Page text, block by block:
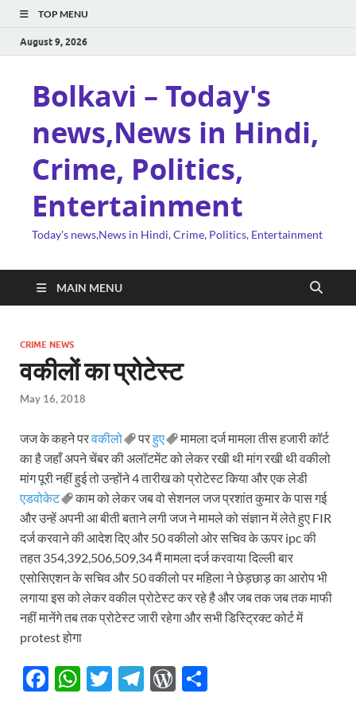
TOP MENU
August 9, 2026
Bolkavi – Today's
news,News in Hindi,
Crime, Politics,
Entertainment
Today's news,News in Hindi, Crime, Politics, Entertainment
MAIN MENU
CRIME NEWS
वकीलों का प्रोटेस्ट
May 16, 2018
जज के कहने परवकीलो परहुए
मामला दर्ज मामला तीस हजारी कॉर्ट
का है जहाँ अपने चेंबर की अलॉटमेंट को लेकर रखी थी मांग रखी थी वकीलो
मांग पूरी नहीं हुई तो उन्होंने 4 तारीख को प्रोटेस्ट किया और एक लेडी
एडवोकेट
काम को लेकर जब वो सेशनल जज प्रशांत कुमार के पास गई
और उन्हें अपनी आ बीती बताने लगी जज ने मामले को संज्ञान में लेते हुए FIR
दर्ज करवाने की आदेश दिए और 50 वकीलो ओर सचिव के ऊपर ipc की
तहत 354,392,506,509,34 मैं मामला दर्ज करवाया दिल्ली बार
एसोसिएशन के सचिव और 50 वकीलो पर महिला ने छेड़छाड़ का आरोप भी
लगाया इस को लेकर वकील प्रोटेस्ट कर रहे है और जब तक जब तक माफी
नहीं मानेंगे तब तक प्रोटेस्ट जारी रहेगा और सभी डिस्ट्रिक्ट कोर्ट में
protest होगा
F
W T
T
W